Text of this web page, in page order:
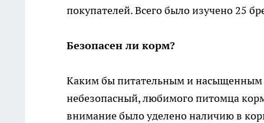
покупателей. Всего было изучено 25
Безопасен ли корм?
Каким бы питательным и
небезопасный, любимого питомца
внимание было уделено наличию в